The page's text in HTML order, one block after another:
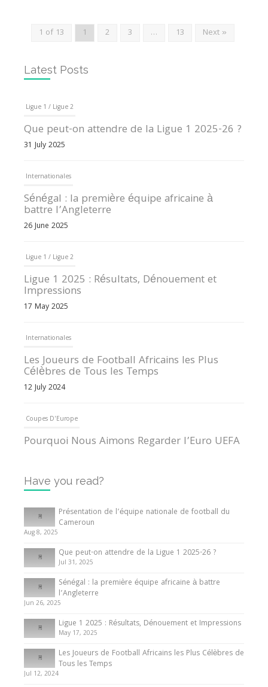
1 of 13 1 2 3 … 13 Next »
Latest Posts
Ligue 1 / Ligue 2
Que peut-on attendre de la Ligue 1 2025-26 ?
31 July 2025
Internationales
Sénégal : la première équipe africaine à
battre l’Angleterre
26 June 2025
Ligue 1 / Ligue 2
Ligue 1 2025 : Résultats, Dénouement et
Impressions
17 May 2025
Internationales
Les Joueurs de Football Africains les Plus
Célèbres de Tous les Temps
12 July 2024
Coupes D'Europe
Pourquoi Nous Aimons Regarder l’Euro UEFA
Internationales
Tout ce que vous devez savoir sur la Coupe
d’Afrique des Nations
10 May 2024
Internationales
Présentation de l’équipe nationale de football
du Cameroun
8 August 2025
Have you read?
Présentation de l’équipe nationale de football du
Cameroun
Aug 8, 2025
Que peut-on attendre de la Ligue 1 2025-26 ?
Jul 31, 2025
Sénégal : la première équipe africaine à battre
l’Angleterre
Jun 26, 2025
Ligue 1 2025 : Résultats, Dénouement et Impressions
May 17, 2025
Les Joueurs de Football Africains les Plus Célèbres de
Tous les Temps
Jul 12, 2024